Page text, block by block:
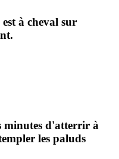
à cheval sur
minutes d'atterrir à
les paluds